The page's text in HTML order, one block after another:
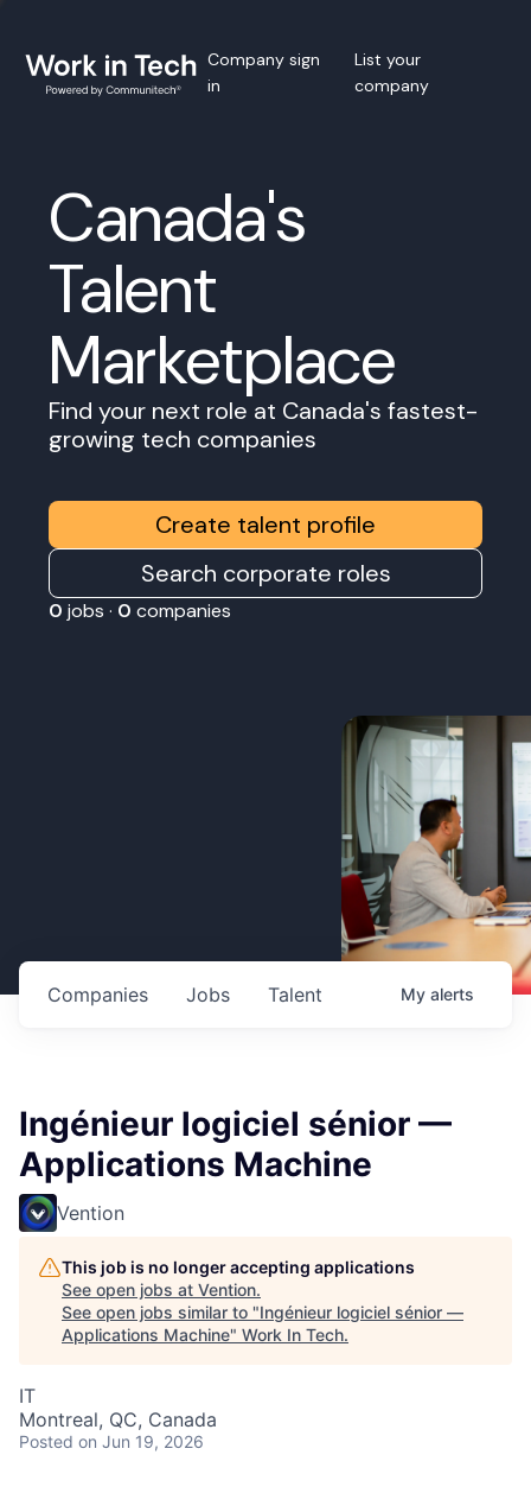
Company sign
in
List your
company
Canada's
Talent
Marketplace
Find your next role at Canada's fastest-
growing tech companies
Create talent profile
Search corporate roles
0 jobs · 0 companies
Jobs
Companies Talent My alerts
Ingénieur logiciel sénior —
Applications Machine
Vention
This job is no longer accepting applications
See open jobs at Vention.
See open jobs similar to "Ingénieur logiciel sénior —
Applications Machine" Work In Tech.
IT
Montreal, QC, Canada
Posted on Jun 19, 2026